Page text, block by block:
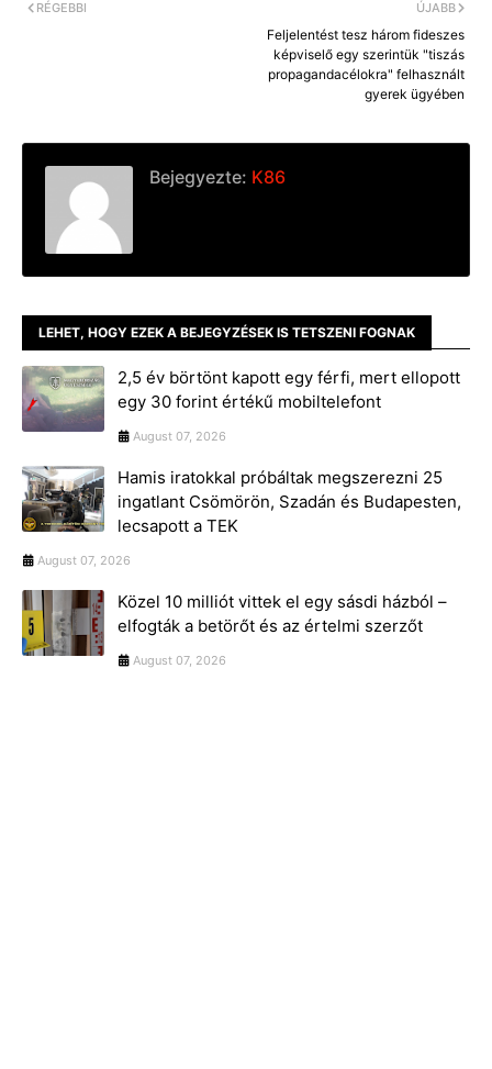
ÚJABB
Feljelentést tesz három fideszes
képviselő egy szerintük "tiszás
propagandacélokra" felhasznált
gyerek ügyében
RÉGEBBI
Bejegyezte: K86
LEHET, HOGY EZEK A BEJEGYZÉSEK IS TETSZENI FOGNAK
2,5 év börtönt kapott egy férfi, mert ellopott
egy 30 forint értékű mobiltelefont
August 07, 2026
Hamis iratokkal próbáltak megszerezni 25
ingatlant Csömörön, Szadán és Budapesten,
lecsapott a TEK
August 07, 2026
Közel 10 milliót vittek el egy sásdi házból –
elfogták a betörőt és az értelmi szerzőt
August 07, 2026